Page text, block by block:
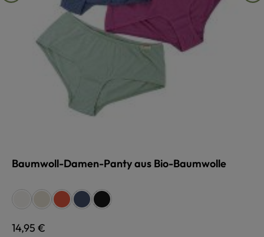
Baumwoll-Damen-Panty aus Bio-Baumwolle
Farbe auswählen
weiß naturmeliert
korallemarinemeliert
schwarz
Regulärer Preis:
14,95 €